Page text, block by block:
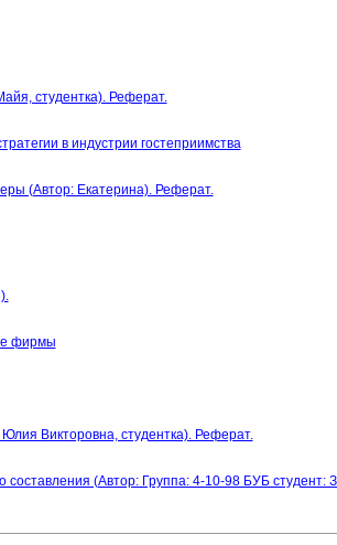
студентка). Реферат.
в индустрии гостеприимства
(Автор: Екатерина). Реферат.
фирмы
Викторовна, студентка). Реферат.
составления (Автор: Группа: 4-10-98 БУБ